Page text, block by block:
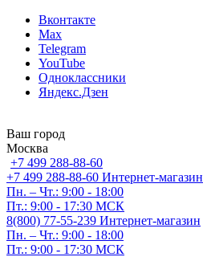
Вконтакте
Max
Telegram
YouTube
Одноклассники
Яндекс.Дзен
Ваш город
Москва
+7 499 288-88-60
+7 499 288-88-60 Интернет-магазин
Пн. – Чт.: 9:00 - 18:00
Пт.: 9:00 - 17:30 МСК
8(800) 77-55-239 Интернет-магазин
Пн. – Чт.: 9:00 - 18:00
Пт.: 9:00 - 17:30 МСК